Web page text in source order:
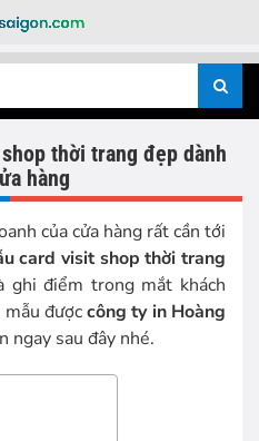
thời trang đẹp dành
hàng
của cửa hàng rất cần tới
card visit shop thời trang
ghi điểm trong mắt khách
mẫu đượccông ty in Hoàng
ngay sau đây nhé.